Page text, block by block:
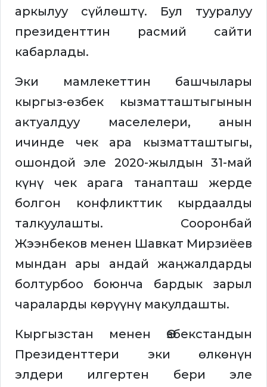
аркылуу сүйлөштү. Бул тууралуу
президенттин расмий сайти
кабарлады.
Эки мамлекеттин башчылары
кыргыз-өзбек кызматташтыгынын
актуалдуу маселелери, анын
ичинде чек ара кызматташтыгы,
ошондой эле 2020-жылдын 31-май
күнү чек арага танапташ жерде
болгон конфликттик кырдаалды
талкуулашты. Сооронбай
Жээнбеков менен Шавкат Мирзиёев
мындан ары андай жаңжалдарды
болтурбоо боюнча бардык зарыл
чараларды көрүүнү макулдашты.
Кыргызстан менен Өзбекстандын
Президенттери эки өлкөнүн
элдери илгертен бери эле